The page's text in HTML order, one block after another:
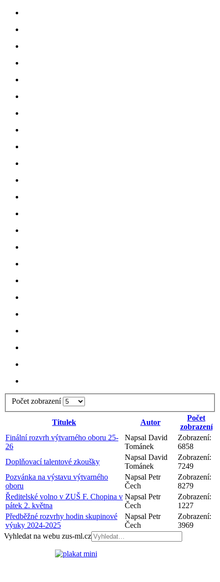
Počet zobrazení
Titulek Autor
Počet
zobrazení
Finální rozvrh výtvarného oboru 25-
26
Napsal David
Tománek
Zobrazení:
6858
Doplňovací talentové zkoušky
Napsal David
Tománek
Zobrazení:
7249
Pozvánka na výstavu výtvarného
oboru
Napsal Petr
Čech
Zobrazení:
8279
Ředitelské volno v ZUŠ F. Chopina v
pátek 2. května
Napsal Petr
Čech
Zobrazení:
1227
Předběžné rozvrhy hodin skupinové
výuky 2024-2025
Napsal Petr
Čech
Zobrazení:
3969
Vyhledat na webu zus-ml.cz